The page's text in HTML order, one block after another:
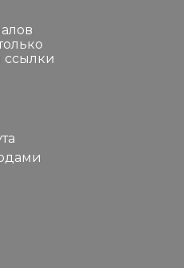
ссылки